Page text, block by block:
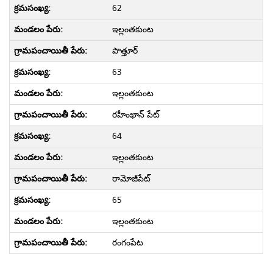
62
ఇల్లంతకుంట
పొత్తూర్
63
ఇల్లంతకుంట
రహీంఖాన్ పేట్
64
ఇల్లంతకుంట
రామోజీపేట్
65
ఇల్లంతకుంట
రంగంపేట